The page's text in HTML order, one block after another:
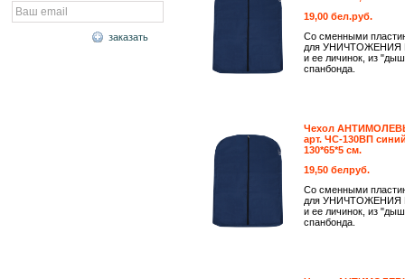
заказать
19,00 бел.руб.
Со сменными
для
и ее личинок, из
спанбонда.
Чехол
арт. ЧС-130ВП
130*65*5 см.
19,50 белруб.
Со сменными
для
и ее личинок, из
спанбонда.